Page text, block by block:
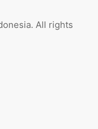
All rights